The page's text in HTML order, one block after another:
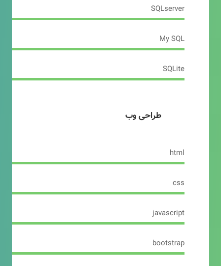
SQLserver
My SQL
SQLite
طراحی وب
html
css
javascript
bootstrap